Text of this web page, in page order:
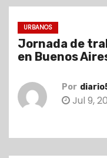
URBANOS
Jornada de
en Buenos
Por
Jul 9,